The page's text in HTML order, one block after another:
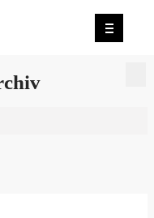
Deutschlands